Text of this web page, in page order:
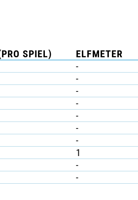
SPIEL) ELFMETER
-
-
-
-
-
-
-
1
-
-